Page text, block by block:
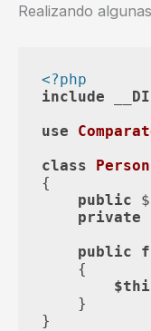
Realizando
<?php
include
use
class
Person
{
public
private
public
{
    }
}